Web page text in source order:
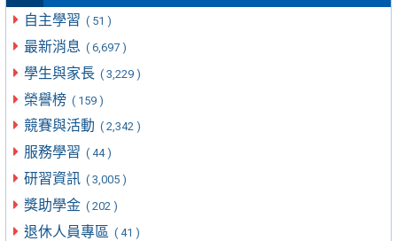
自主學習 ( 51 )
最新消息 ( 6,697 )
學生與家長 ( 3,229 )
榮譽榜 ( 159 )
競賽與活動 ( 2,342 )
服務學習 ( 44 )
研習資訊 ( 3,005 )
獎助學金 ( 202 )
退休人員專區 ( 41 )